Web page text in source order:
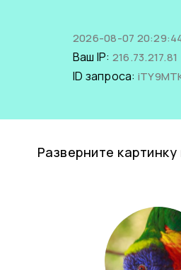
2026-08-07
Ваш IP: 216.73.217.81
ID запроса:
Разверните